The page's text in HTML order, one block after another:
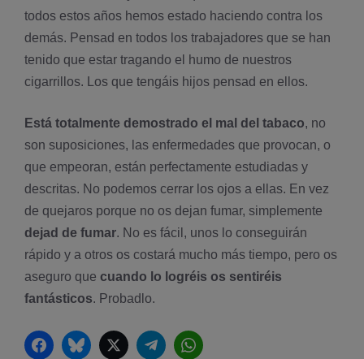
todos estos años hemos estado haciendo contra los
demás. Pensad en todos los trabajadores que se han
tenido que estar tragando el humo de nuestros
cigarrillos. Los que tengáis hijos pensad en ellos.
Está totalmente demostrado el mal del tabaco, no
son suposiciones, las enfermedades que provocan, o
que empeoran, están perfectamente estudiadas y
descritas. No podemos cerrar los ojos a ellas. En vez
de quejaros porque no os dejan fumar, simplemente
dejad de fumar. No es fácil, unos lo conseguirán
rápido y a otros os costará mucho más tiempo, pero os
aseguro que cuando lo logréis os sentiréis
fantásticos. Probadlo.
FacebookBluesky Twitter Telegram